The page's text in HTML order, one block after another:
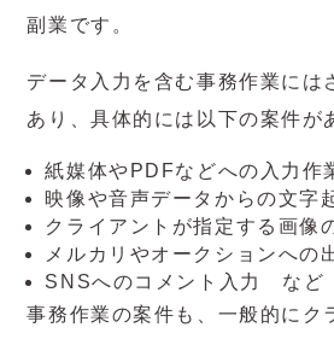
副業です。
データ入力を含む事務作業には
あり、具体的には以下の案件が
紙媒体やPDFなどへの入力作
映像や音声データからの文字
クライアントが指定する画像
メルカリやオークションへの
SNSへのコメント入力 など
事務作業の案件も、一般的にク